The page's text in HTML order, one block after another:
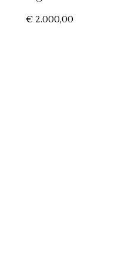
€ 2.000,00